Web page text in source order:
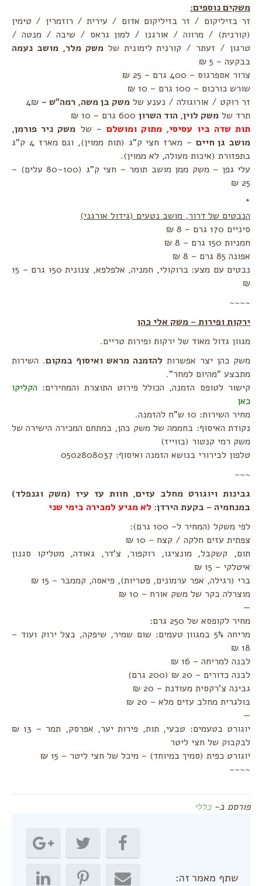
משקים נוספים:
זר בזיליקום / זר בזיליקום אדום / עירית / רוזמרין / טימין
(קורנית) / מרווה / אורגנו / למון גראס / שיבה / מנטה /
טרגון / זעתר / קורנית לימונית שלמשק מלר, מושב נעמה
בבקעה – 5 ₪
צרור אספרגוס – 400 גרם – 25 ₪
שורש כורכום – 100 גרם – 10 ₪
זר רוקט / אורוגולה / נענע של משק בן משה, רמה"ש –
תרד של משק לוין, הוד השרון
תות שדה ביו עסיסי, מתוק ומושלם– של משק ניר פורמן,
מושב גן חיים
– מארז חצי ק"ג (תות ממוין), וגם מארז 4 ק"ג
בתפזורת (איכות מעולה, לא ממוין).
עלי גפן – משק ממן מושב תומר – חצי ק"ג (80-100 עלים) –
25 ₪
*
הנבטים של דרור, מושב נטעים (גידול אורגני)
סיניים 170 גרם – 8 ₪
חמניות 150 גרם – 8 ₪
אפונה 85 גרם – 8 ₪
נבטים עם מצע: ברוקולי, חמניה, אלפלפא, צנונית 150 גרם – 15
₪
~~~~
ירקות ופירות – משק אלי כהן
מגוון גדול מאוד של ירקות ופירות טריים.
משק כהן יצר אפשרות להזמנה מראש ואיסוף במקום. השירות
מתבצע "מהיום למחר".
קישור לטופס הזמנה, הכולל פירוט התוצרת והמחירים: הקליקו
כאן
מחיר השירות: 10 ש"ח להזמנה.
נקודת האיסוף: בחממה של משק כהן, במתחם המכירה הישירה של
משק רמי קנטור (בווייז)
טלפון לבירורי בנושא הזמנה ואיסוף: 0502808037
~~~
גבינות ויוגורט מחלב עזים, חוות עז עיז (משק וגנפלד)
במנחמיה – בקעת הירדן: לא מגיע למכירה בימי שני
לפי משקל (המחיר ל– 100 גרם):
צפתית עזים חלקה / קצח – 10 ₪
תום, קשקבל, מונציגו, רוקפור, צ'דר, גאודה, מטליקו סגנון
איטלקי – 15 ₪
ברי (רגילה, אפר ערמונים, פטריות), פיאסה, קממבר – 15 ₪
מוצרלה בקר של משק אורח – 10 ₪
—
מחיר לקופסא של 250 גרם:
מריחה 5% במגוון טעמים: שום שמיר, שיפקה, בצל ירוק ועוד –
18 ₪
לבנה למריחה – 16 ₪
לבנה כדורים – 20 ₪ (200 גרם)
גבינה צ'רקסית מעודנת – 20 ₪
בולגרית מחלב עזים מלא – 20 ₪
—
יוגורט בטעמים: טבעי, תות, פירות יער, אפרסק, תמר – 13 ₪
לבקבוק של חצי ליטר
יוגורט כפית (סמיך במיוחד) – מיכל של חצי ליטר – 15 ₪
~~~~
פורסם ב-כללי
שתף מאמר זה: